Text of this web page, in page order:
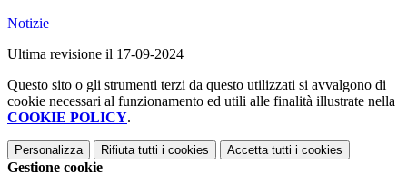
Notizie
Ultima revisione il 17-09-2024
Questo sito o gli strumenti terzi da questo utilizzati si avvalgono di
cookie necessari al funzionamento ed utili alle finalità illustrate nella
COOKIE POLICY.
Personalizza Rifiuta tutti i cookies Accetta tutti i cookies
Gestione cookie